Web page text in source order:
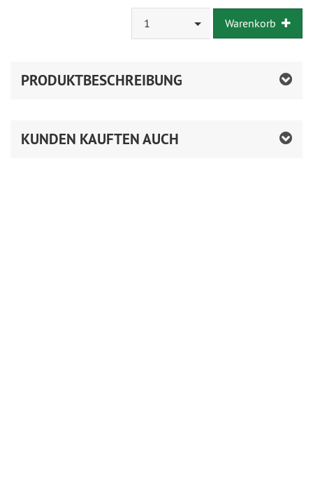
1 Warenkorb
PRODUKTBESCHREIBUNG
KUNDEN KAUFTEN AUCH